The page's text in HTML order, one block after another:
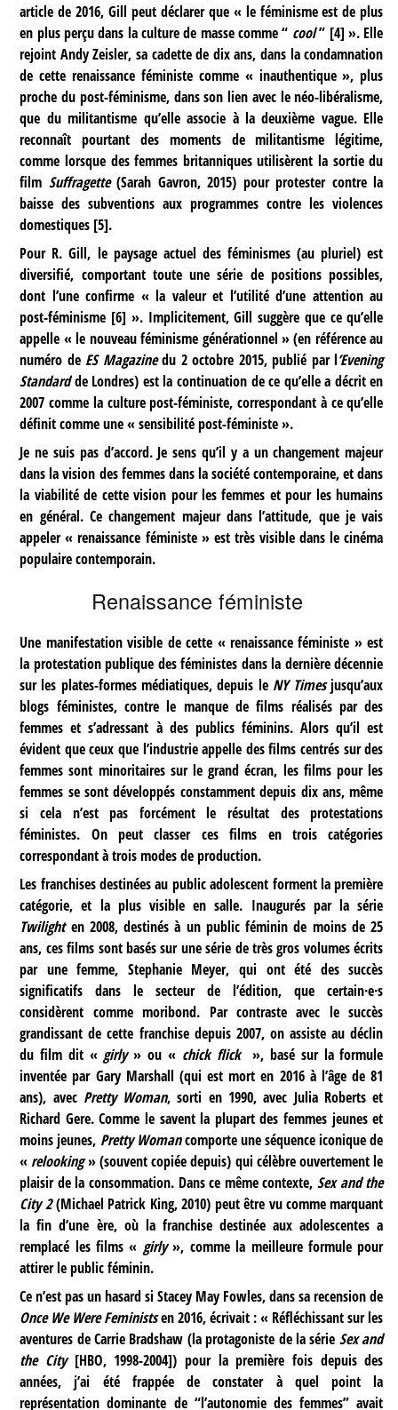
article de 2016, Gill peut déclarer que « le féminisme est de plus
en plus perçu dans la culture de masse comme “ cool” [4] ». Elle
rejoint Andy Zeisler, sa cadette de dix ans, dans la condamnation
de cette renaissance féministe comme « inauthentique », plus
proche du post-féminisme, dans son lien avec le néo-libéralisme,
que du militantisme qu’elle associe à la deuxième vague. Elle
reconnaît pourtant des moments de militantisme légitime,
comme lorsque des femmes britanniques utilisèrent la sortie du
film Suffragette(Sarah Gavron, 2015) pour protester contre la
baisse des subventions aux programmes contre les violences
domestiques [5].
Pour R. Gill, le paysage actuel des féminismes (au pluriel) est
diversifié, comportant toute une série de positions possibles,
dont l’une confirme « la valeur et l’utilité d’une attention au
post-féminisme [6] ». Implicitement, Gill suggère que ce qu’elle
appelle « le nouveau féminisme générationnel » (en référence au
numéro de ES Magazinedu 2 octobre 2015, publié par l’Evening
Standardde Londres) est la continuation de ce qu’elle a décrit en
2007 comme la culture post-féministe, correspondant à ce qu’elle
définit comme une « sensibilité post-féministe ».
Je ne suis pas d’accord. Je sens qu’il y a un changement majeur
dans la vision des femmes dans la société contemporaine, et dans
la viabilité de cette vision pour les femmes et pour les humains
en général. Ce changement majeur dans l’attitude, que je vais
appeler « renaissance féministe » est très visible dans le cinéma
populaire contemporain.
Renaissance féministe
Une manifestation visible de cette « renaissance féministe » est
la protestation publique des féministes dans la dernière décennie
sur les plates-formes médiatiques, depuis le NY Timesjusqu’aux
blogs féministes, contre le manque de films réalisés par des
femmes et s’adressant à des publics féminins. Alors qu’il est
évident que ceux que l’industrie appelle des films centrés sur des
femmes sont minoritaires sur le grand écran, les films pour les
femmes se sont développés constamment depuis dix ans, même
si cela n’est pas forcément le résultat des protestations
féministes. On peut classer ces films en trois catégories
correspondant à trois modes de production.
Les franchises destinées au public adolescent forment la première
catégorie, et la plus visible en salle. Inaugurés par la série
Twilighten 2008, destinés à un public féminin de moins de 25
ans, ces films sont basés sur une série de très gros volumes écrits
par une femme, Stephanie Meyer, qui ont été des succès
significatifs dans le secteur de l’édition, que certain·e·s
considèrent comme moribond. Par contraste avec le succès
grandissant de cette franchise depuis 2007, on assiste au déclin
du film dit « girly» ou « chick flick », basé sur la formule
inventée par Gary Marshall (qui est mort en 2016 à l’âge de 81
ans), avec Pretty Woman, sorti en 1990, avec Julia Roberts et
Richard Gere. Comme le savent la plupart des femmes jeunes et
moins jeunes, Pretty Womancomporte une séquence iconique de
« relooking» (souvent copiée depuis) qui célèbre ouvertement le
plaisir de la consommation. Dans ce même contexte,Sex and the
City 2(Michael Patrick King, 2010) peut être vu comme marquant
la fin d’une ère, où la franchise destinée aux adolescentes a
remplacé les films « girly», comme la meilleure formule pour
attirer le public féminin.
Ce n’est pas un hasard si Stacey May Fowles, dans sa recension de
Once We Were Feministsen 2016, écrivait : « Réfléchissant sur les
aventures de Carrie Bradshaw (la protagoniste de la série Sex and
the City[HBO, 1998-2004]) pour la première fois depuis des
années, j’ai été frappée de constater à quel point la
représentation dominante de “l’autonomie des femmes” avait